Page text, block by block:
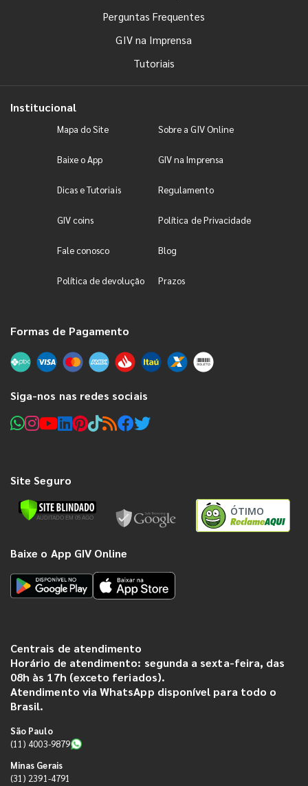
Perguntas Frequentes
GIV na Imprensa
Tutoriais
Institucional
Mapa do Site Sobre a GIV Online
Baixe o App GIV na Imprensa
Dicas e Tutoriais Regulamento
GIV coins Política de Privacidade
Fale conosco Blog
Política de devolução Prazos
Formas de Pagamento
Siga-nos nas redes sociais
Site Seguro
ÓTIMO
Baixe o App GIV Online
Centrais de atendimento
Horário de atendimento: segunda a sexta-feira, das
08h às 17h (exceto feriados).
Atendimento via WhatsApp disponível para todo o
Brasil.
São Paulo
(11) 4003-9879
Minas Gerais
(31) 2391-4791